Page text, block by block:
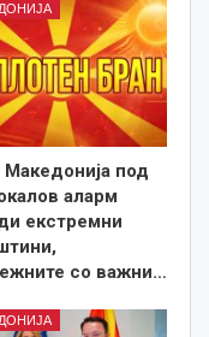
под
аларм
екстремни
со важни…